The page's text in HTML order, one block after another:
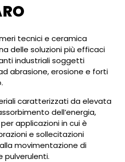
tecnici e ceramica
delle soluzioni più efficaci
industriali soggetti
abrasione, erosione e forti
caratterizzati da elevata
dell’energia,
applicazioni in cui è
e sollecitazioni
movimentazione di
pulverulenti.